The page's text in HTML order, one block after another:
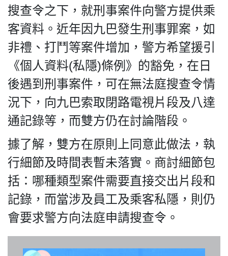
視頻
昔日
系列
活動
關於我們
我們的立場
搜查令之下，就刑事案件向警方提供乘
客資料。近年因九巴發生刑事罪案，如
非禮、打鬥等案件增加，警方希望援引
《個人資料(私隱)條例》的豁免，在日
後遇到刑事案件，可在無法庭搜查令情
況下，向九巴索取閉路電視片段及八達
通記錄等，而雙方仍在討論階段。
據了解，雙方在原則上同意此做法，執
行細節及時間表暫未落實。商討細節包
括：哪種類型案件需要直接交出片段和
記錄，而當涉及員工及乘客私隱，則仍
會要求警方向法庭申請搜查令。